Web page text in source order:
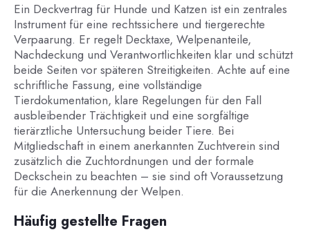
Ein Deckvertrag für Hunde und Katzen ist ein zentrales
Instrument für eine rechtssichere und tiergerechte
Verpaarung. Er regelt Decktaxe, Welpenanteile,
Nachdeckung und Verantwortlichkeiten klar und schützt
beide Seiten vor späteren Streitigkeiten. Achte auf eine
schriftliche Fassung, eine vollständige
Tierdokumentation, klare Regelungen für den Fall
ausbleibender Trächtigkeit und eine sorgfältige
tierärztliche Untersuchung beider Tiere. Bei
Mitgliedschaft in einem anerkannten Zuchtverein sind
zusätzlich die Zuchtordnungen und der formale
Deckschein zu beachten – sie sind oft Voraussetzung
für die Anerkennung der Welpen.
Häufig gestellte Fragen